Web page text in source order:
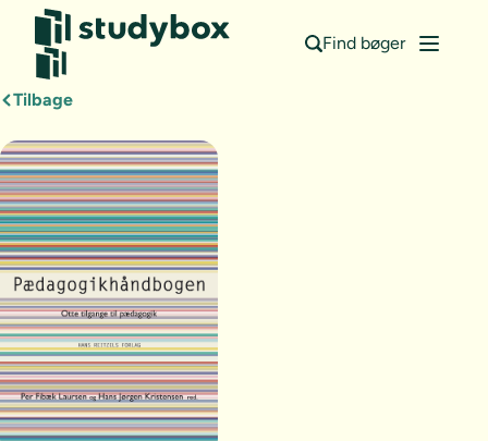
Find bøger
Tilbage